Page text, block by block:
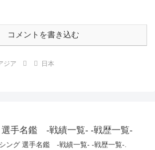
コメントを書き込む
ジア 日本
選手名鑑 -戦績一覧- -戦歴一覧-
ング 選手名鑑 -戦績一覧- -戦歴一覧-.